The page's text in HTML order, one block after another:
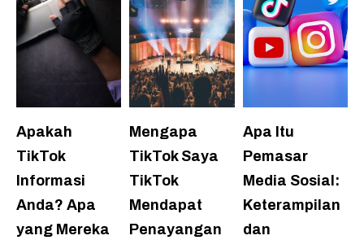
Apakah
TikTok
Informasi
Anda? Apa
yang Mereka
Mengapa
TikTok Saya
TikTok
Mendapat
Penayangan
Apa Itu
Pemasar
Media Sosial:
Keterampilan
dan